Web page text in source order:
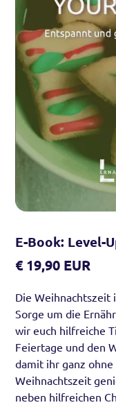
E-Book: Level-
€ 19,90 EUR
Die Weihnachtszeit
Sorge um die
wir euch hilfreiche
Feiertage und den
damit ihr ganz ohne
Weihnachtszeit
neben hilfreichen